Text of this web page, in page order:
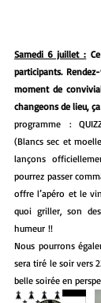
Samedi 6 juillet :
participants.
moment de
changeons de lieu,
programme :
(Blancs sec et
lançons
pourrez passer
offre l’apéro et le
quoi griller, son
humeur !!
Nous pourrons
sera tiré le soir vers
belle soirée en